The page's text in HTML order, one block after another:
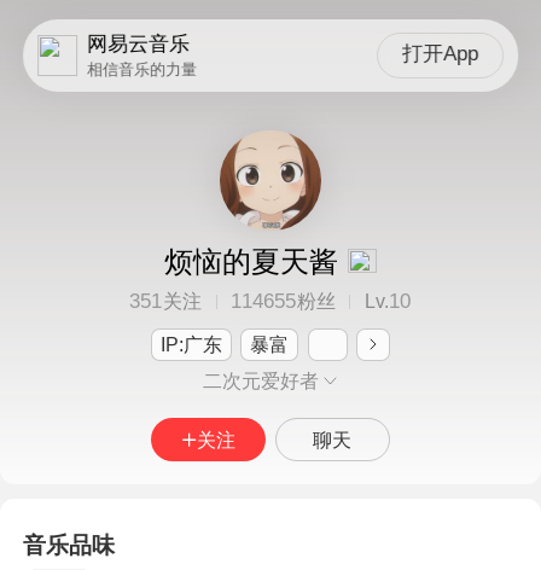
网易云音乐
相信音乐的力量
打开App
烦恼的夏天酱
351关注 114655粉丝 Lv.10
IP:广东
暴富
二次元爱好者
关注 聊天
音乐品味